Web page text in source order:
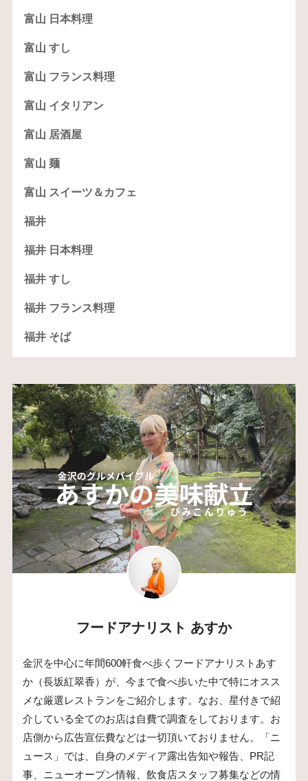
富山 日本料理
富山 すし
富山 フランス料理
富山 イタリアン
富山 居酒屋
富山 麺
富山 スイーツ＆カフェ
福井
福井 日本料理
福井 すし
福井 フランス料理
福井 そば
フードアナリスト あすか
金沢を中心に年間600軒食べ歩くフードアナリストあす
か（長坂紅翠香）が、今まで食べ歩いた中で特にオスス
メな厳選レストランをご紹介します。なお、星付きで紹
介している全てのお店は自費で調査をしております。お
店側から広告宣伝費などは一切頂いておりません。「ニ
ュース」では、自身のメディア露出告知や報告、PR記
事、ニューオープン情報、飲食店スタッフ募集などの情